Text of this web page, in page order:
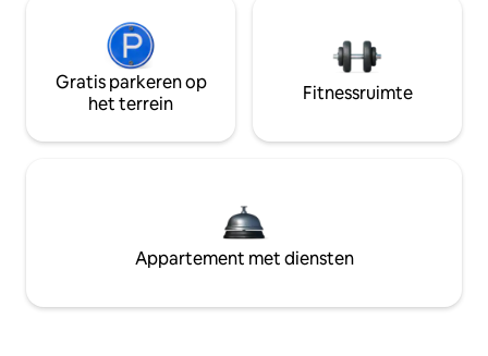
Gratis parkeren op
het terrein
Fitnessruimte
Appartement met diensten